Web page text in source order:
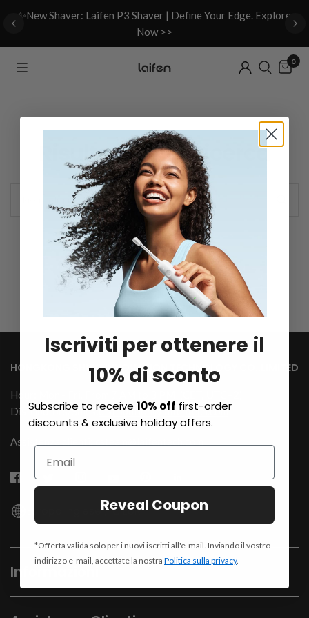
✨New Shaver: Laifen P3 Shaver | Define Your Edge. Explore
Now >>
0
Risultati Della Ricerca
HONGKONG SHUYE INNOVATION TECHNOLOGY CO.,LIMITED
Hour: Mon.- Fri. From 7 AM to 3 PM
Distributors/Sales:distribution@laifentech.com
Assistenza clienti: csteam@laifentech.com
Europa Inglese / € EUR
Informazioni
Iscriviti per ottenere il
10% di sconto
Subscribe to receive10% off first-order
discounts & exclusive holiday offers.
Reveal Coupon
*Offerta valida solo per i nuovi iscritti all'e-mail. Inviando il vostro
indirizzo e-mail, accettate la nostraPolitica sulla privacy.